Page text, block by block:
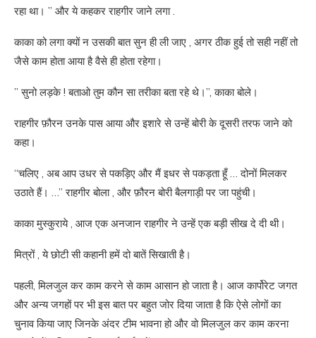
रहा था। ” और ये कहकर राहगीर जाने लगा .
काका को लगा क्यों न उसकी बात सुन ही ली जाए , अगर ठीक हुई तो सही नहीं तो
जैसे काम होता आया है वैसे ही होता रहेगा।
” सुनो लड़के ! बताओ तुम कौन सा तरीका बता रहे थे।”, काका बोले।
राहगीर फ़ौरन उनके पास आया और इशारे से उन्हें बोरी के दूसरी तरफ जाने को
कहा।
“चलिए , अब आप उधर से पकड़िए और मैं इधर से पकड़ता हूँ … दोनों मिलकर
उठाते हैं। …” राहगीर बोला , और फ़ौरन बोरी बैलगाड़ी पर जा पहुंची।
काका मुस्कुराये , आज एक अनजान राहगीर ने उन्हें एक बड़ी सीख दे दी थी।
मित्रों , ये छोटी सी कहानी हमें दो बातें सिखाती है।
पहली, मिलजुल कर काम करने से काम आसान हो जाता है। आज कार्पोरेट जगत
और अन्य जगहों पर भी इस बात पर बहुत जोर दिया जाता है कि ऐसे लोगों का
चुनाव किया जाए जिनके अंदर टीम भावना हो और वो मिलजुल कर काम करना